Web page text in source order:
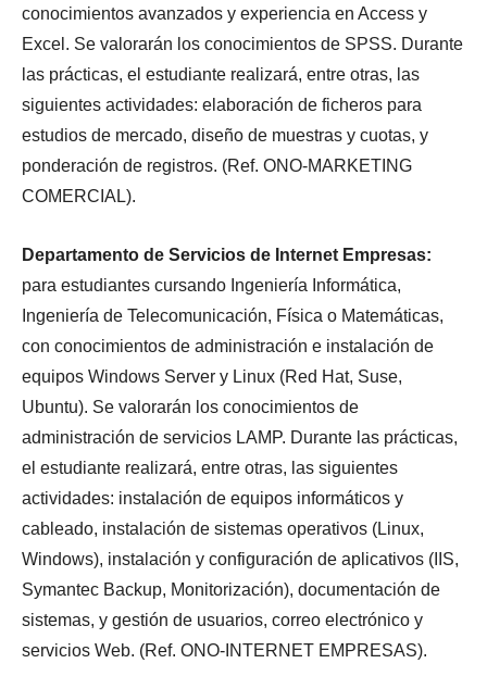
conocimientos avanzados y experiencia en Access y
Excel. Se valorarán los conocimientos de SPSS. Durante
las prácticas, el estudiante realizará, entre otras, las
siguientes actividades: elaboración de ficheros para
estudios de mercado, diseño de muestras y cuotas, y
ponderación de registros. (Ref. ONO-MARKETING
COMERCIAL).
Departamento de Servicios de Internet Empresas:
para estudiantes cursando Ingeniería Informática,
Ingeniería de Telecomunicación, Física o Matemáticas,
con conocimientos de administración e instalación de
equipos Windows Server y Linux (Red Hat, Suse,
Ubuntu). Se valorarán los conocimientos de
administración de servicios LAMP. Durante las prácticas,
el estudiante realizará, entre otras, las siguientes
actividades: instalación de equipos informáticos y
cableado, instalación de sistemas operativos (Linux,
Windows), instalación y configuración de aplicativos (IIS,
Symantec Backup, Monitorización), documentación de
sistemas, y gestión de usuarios, correo electrónico y
servicios Web. (Ref. ONO-INTERNET EMPRESAS).